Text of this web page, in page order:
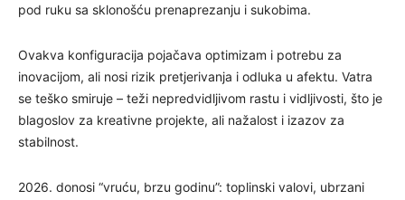
pod ruku sa sklonošću prenaprezanju i sukobima.
Ovakva konfiguracija pojačava optimizam i potrebu za
inovacijom, ali nosi rizik pretjerivanja i odluka u afektu. Vatra
se teško smiruje – teži nepredvidljivom rastu i vidljivosti, što je
blagoslov za kreativne projekte, ali nažalost i izazov za
stabilnost.
2026. donosi “vruću, brzu godinu”: toplinski valovi, ubrzani